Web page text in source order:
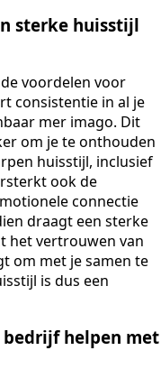
sterke huisstijl
voordelen voor
consistentie in al je
mer imago. Dit
om je te onthouden
huisstijl, inclusief
ook de
connectie
draagt een sterke
het vertrouwen van
om met je samen te
is dus een
helpen met